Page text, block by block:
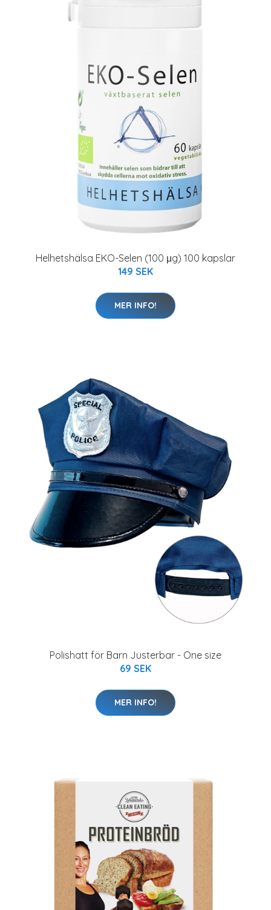
Helhetshälsa EKO-Selen (100 μg) 100 kapslar
149 SEK
MER INFO!
Polishatt för Barn Justerbar - One size
69 SEK
MER INFO!